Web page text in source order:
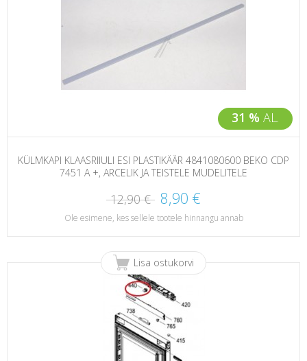
31 % AL.
KÜLMKAPI KLAASRIIULI ESI PLASTIKÄÄR 4841080600 BEKO CDP
7451 A +, ARCELIK JA TEISTELE MUDELITELE
12,90 € 8,90 €
Ole esimene, kes sellele tootele hinnangu annab
Lisa ostukorvi